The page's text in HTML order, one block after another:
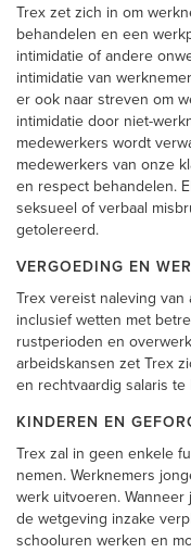
Trex zet zich in om
behandelen en een
intimidatie of andere
intimidatie van
er ook naar streven om
intimidatie door niet-
medewerkers wordt
medewerkers van onze
en respect behandelen.
seksueel of verbaal
getolereerd.
VERGOEDING EN
Trex vereist naleving
inclusief wetten met
rustperioden en
arbeidskansen zet Trex
en rechtvaardig salaris te
KINDEREN EN
Trex zal in geen enkele
nemen. Werknemers
werk uitvoeren.
de wetgeving inzake
schooluren werken en